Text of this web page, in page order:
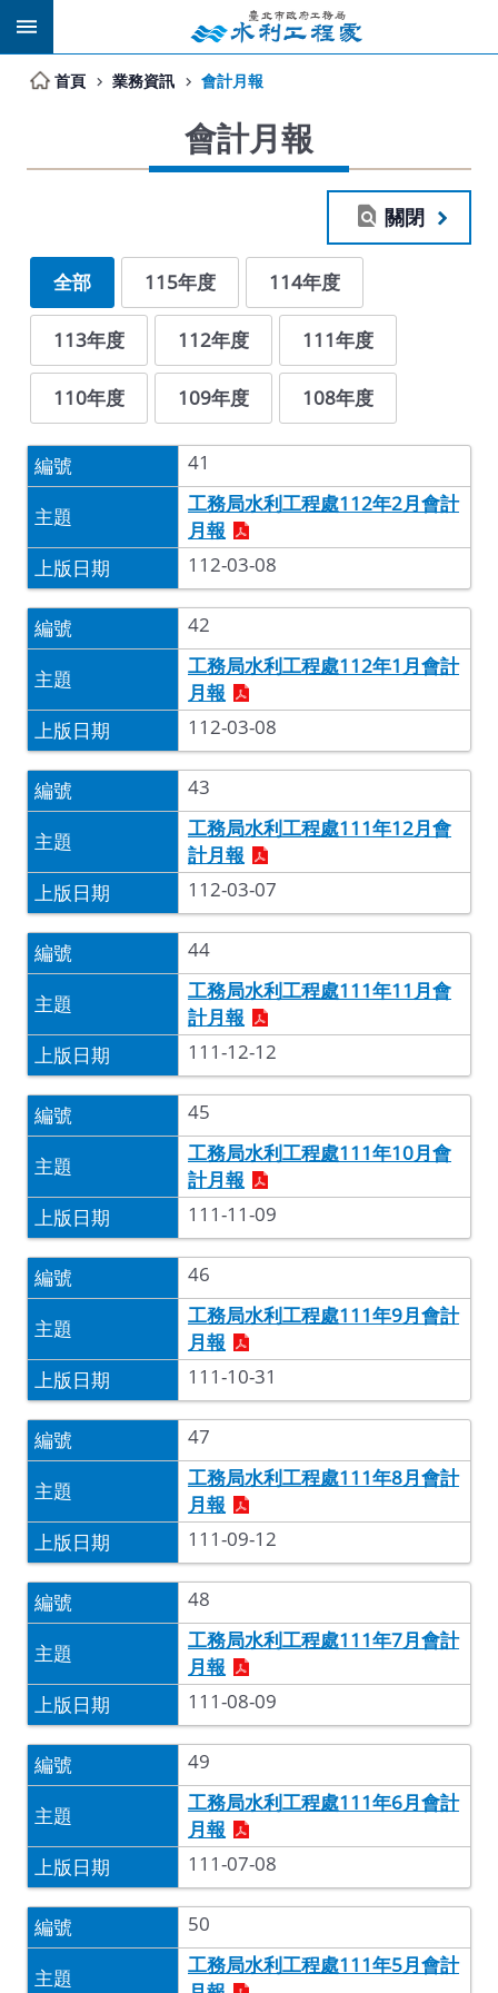
跳到主要內容區塊
首頁 業務資訊 會計月報
會計月報
關閉
全部 115年度 114年度
113年度 112年度 111年度
110年度 109年度 108年度
41
工務局水利工程處112年2月會計
月報
112-03-08
42
工務局水利工程處112年1月會計
月報
112-03-08
43
工務局水利工程處111年12月會
計月報
112-03-07
44
工務局水利工程處111年11月會
計月報
111-12-12
45
工務局水利工程處111年10月會
計月報
111-11-09
46
工務局水利工程處111年9月會計
月報
111-10-31
47
工務局水利工程處111年8月會計
月報
111-09-12
48
工務局水利工程處111年7月會計
月報
111-08-09
49
工務局水利工程處111年6月會計
月報
111-07-08
50
工務局水利工程處111年5月會計